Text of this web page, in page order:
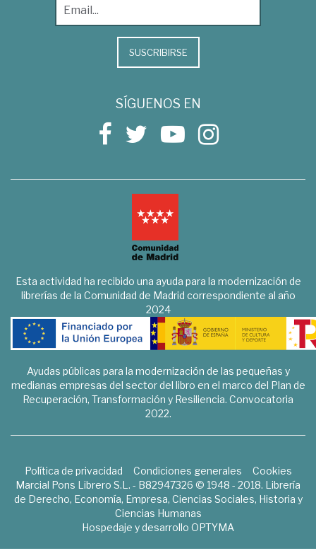
SUSCRIBIRSE
SÍGUENOS EN
Esta actividad ha recibido una ayuda para la modernización de
librerías de la Comunidad de Madrid correspondiente al año
2024
Ayudas públicas para la modernización de las pequeñas y
medianas empresas del sector del libro en el marco del Plan de
Recuperación, Transformación y Resiliencia. Convocatoria
2022.
Política de privacidad Condiciones generales
Cookies
Marcial Pons Librero S.L. - B82947326 © 1948 - 2018. Librería
de Derecho, Economía, Empresa, Ciencias Sociales, Historia y
Ciencias Humanas
Hospedaje y desarrollo OPTYMA